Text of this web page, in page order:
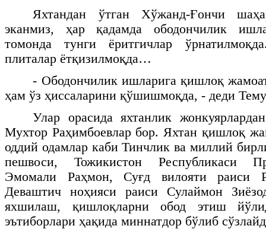
Яхтандан ўтган Хўжанд-Ғончи
эканмиз, ҳар қадамда ободончилик
томонда тунги ёритгичлар
плиталар ётқизилмоқда…
- Ободончилик ишларига қишлоқ
ҳам ўз ҳиссаларини қўшишмоқда, - деди
Улар орасида яхтанлик
Мухтор Раҳимбоевлар бор. Яхтан қишлоқ
оддий одамлар каби Тинчлик ва миллий
пешвоси, Тожикистон Республикаси
Эмомали Раҳмон, Суғд вилояти раиси
Деваштич ноҳияси раиси Сулаймон
яхшилаш, қишлоқларни обод этиш
эътиборлари ҳақида миннатдор бўлиб